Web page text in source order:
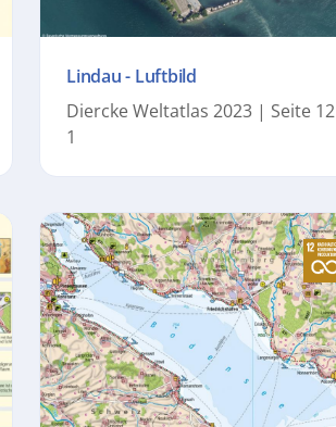
Lindau - Luftbild
Diercke Weltatlas 2023 | Seite
1